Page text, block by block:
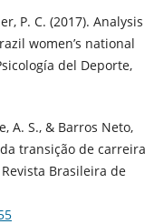
P. C. (2017). Analysis
women’s national
del Deporte,
A. S., & Barros Neto,
transição de carreira
Brasileira de